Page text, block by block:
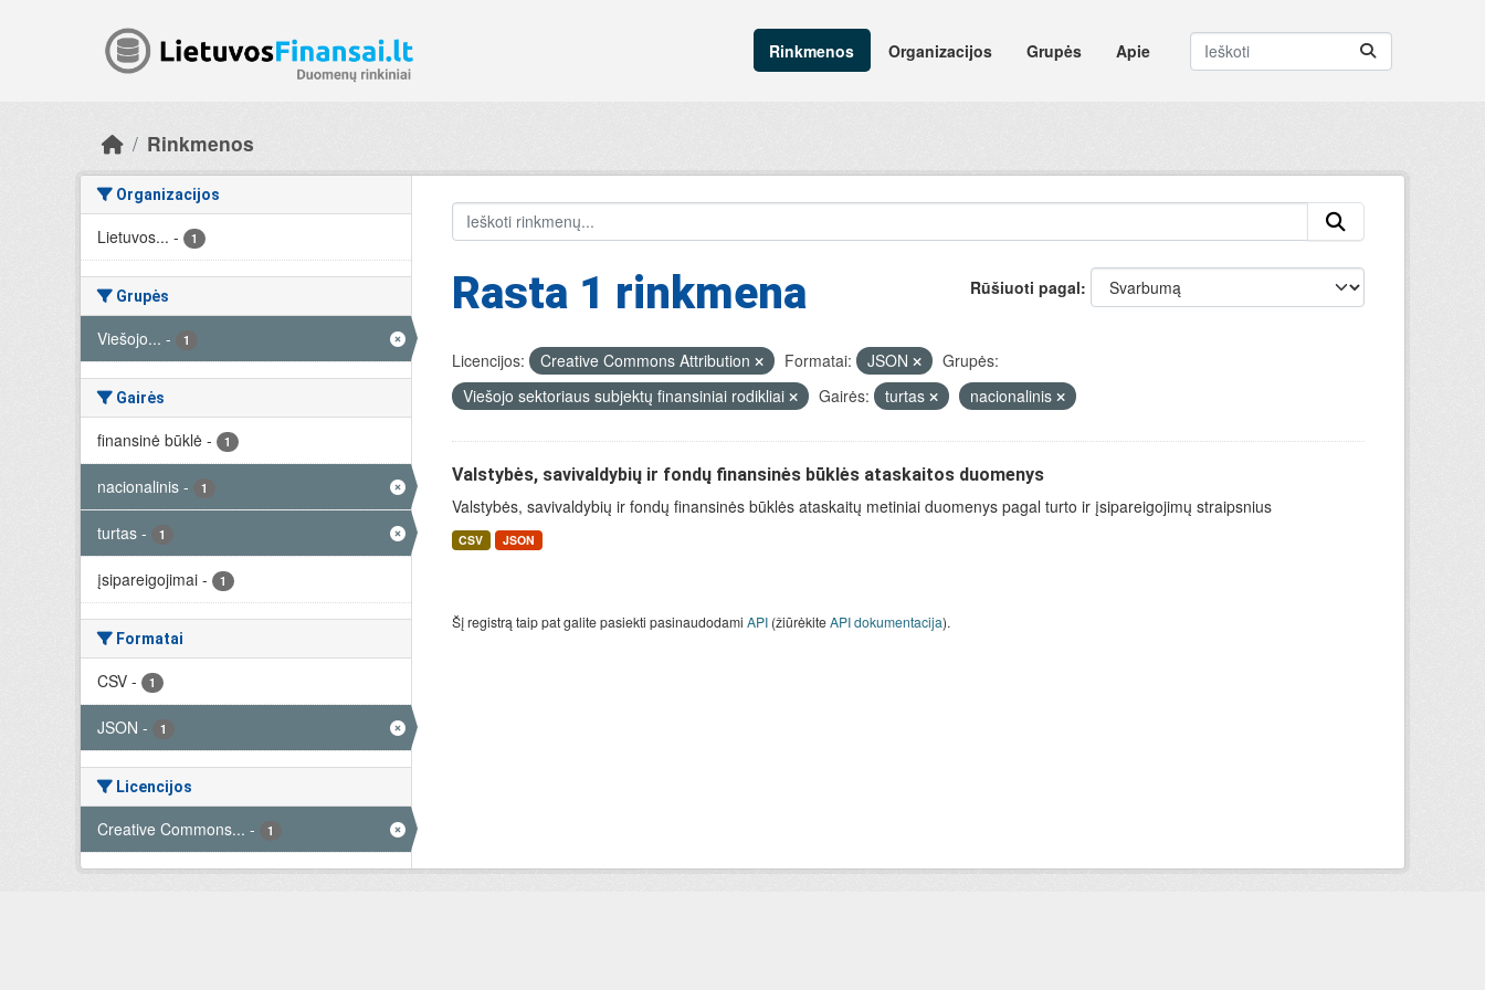
Rinkmenos
Organizacijos Grupės Apie
Rinkmenos
Organizacijos
Lietuvos... - 1
Grupės
Viešojo... - 1
Gairės
finansinė būklė - 1
nacionalinis - 1
turtas - 1
įsipareigojimai - 1
Formatai
CSV - 1
JSON - 1
Licencijos
Creative Commons... - 1
Rūšiuoti pagal
Rasta 1 rinkmena
Licencijos: Creative Commons Attribution Formatai: JSON
Grupės:
Viešojo sektoriaus subjektų finansiniai rodikliai
Gairės: turtas nacionalinis
Valstybės, savivaldybių ir fondų finansinės būklės ataskaitos duomenys
Valstybės, savivaldybių ir fondų finansinės būklės ataskaitų metiniai duomenys pagal turto ir įsipareigojimų straipsnius
CSV JSON
Šį registrą taip pat galite pasiekti pasinaudodami API(žiūrėkiteAPI dokumentacija).